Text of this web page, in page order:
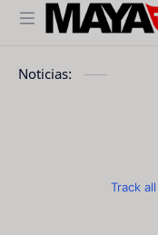
Noticias:
Track